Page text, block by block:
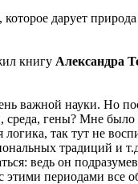
дарует
книгу Александра
важной науки. Но
гены? Мне было
так тут не
традиций и
ведь он
периодами все